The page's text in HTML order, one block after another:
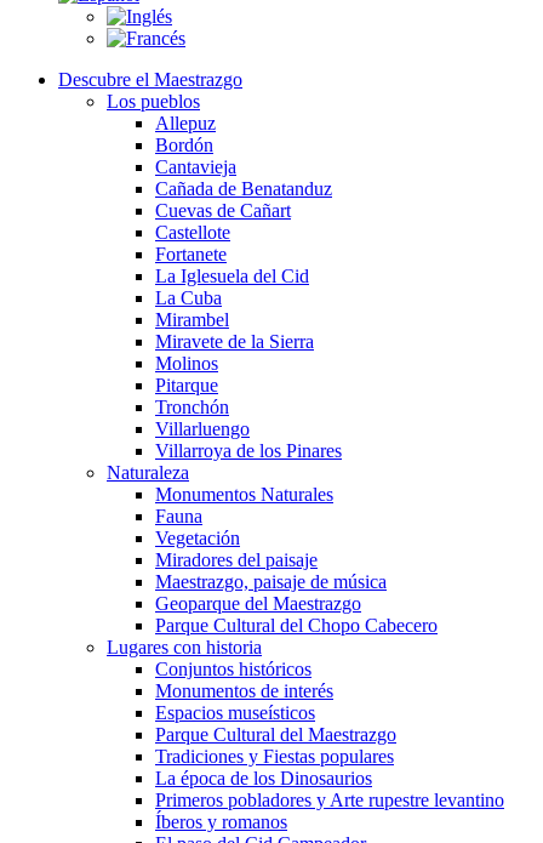
Descubre el Maestrazgo
Los pueblos
Allepuz
Bordón
Cantavieja
Cañada de Benatanduz
Cuevas de Cañart
Castellote
Fortanete
La Iglesuela del Cid
La Cuba
Mirambel
Miravete de la Sierra
Molinos
Pitarque
Tronchón
Villarluengo
Villarroya de los Pinares
Naturaleza
Monumentos Naturales
Fauna
Vegetación
Miradores del paisaje
Maestrazgo, paisaje de música
Geoparque del Maestrazgo
Parque Cultural del Chopo Cabecero
Lugares con historia
Conjuntos históricos
Monumentos de interés
Espacios museísticos
Parque Cultural del Maestrazgo
Tradiciones y Fiestas populares
La época de los Dinosaurios
Primeros pobladores y Arte rupestre levantino
Íberos y romanos